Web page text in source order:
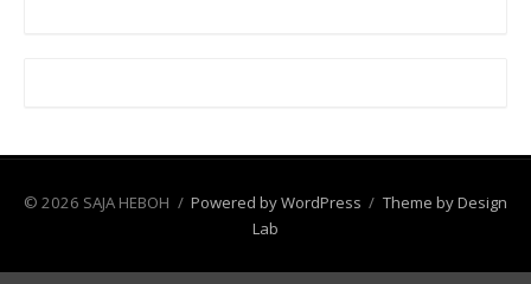
© 2026 SAJA HEBOH / Powered by WordPress / Theme by Design
Lab